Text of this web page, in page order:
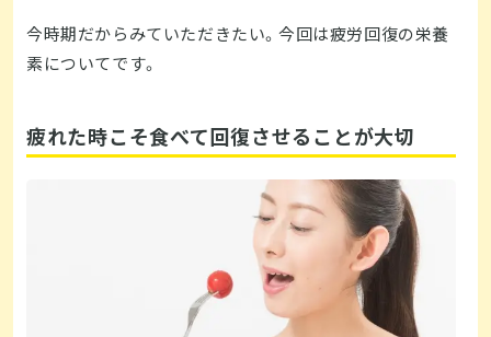
今時期だからみていただきたい。今回は疲労回復の栄養
素についてです。
疲れた時こそ食べて回復させることが大切